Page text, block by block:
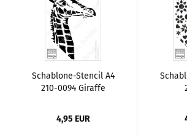
Schablone-Stencil A4
210-0094 Giraffe
4,95 EUR